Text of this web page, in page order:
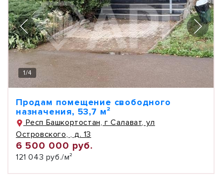
1/4
Продам помещение свободного
назначения, 53,7 м²
Респ Башкортостан, г Салават, ул
Островского, , д. 13
6 500 000 руб.
121 043 руб./м²